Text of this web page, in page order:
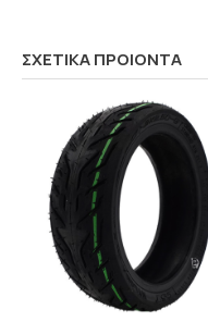
ΣΧΕΤΙΚΑ ΠΡΟΙΟΝΤΑ